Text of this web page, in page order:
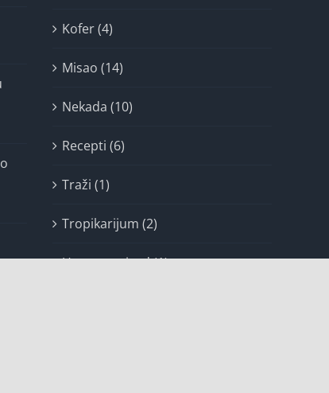
Misao (14)
Nekada (10)
Recepti (6)
Traži (1)
Tropikarijum (2)
Uncategorized (1)
Zona van komfora (10)